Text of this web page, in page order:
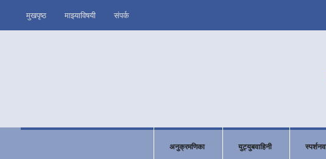
मुखपृष्ठ माझ्याविषयी संपर्क
अनुक्रमणिका युट्युबवाहिनी